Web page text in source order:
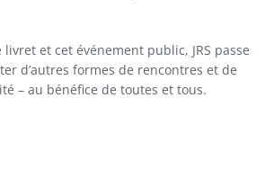
et cet événement public, JRS passe
d’autres formes de rencontres et de
– au bénéfice de toutes et tous.